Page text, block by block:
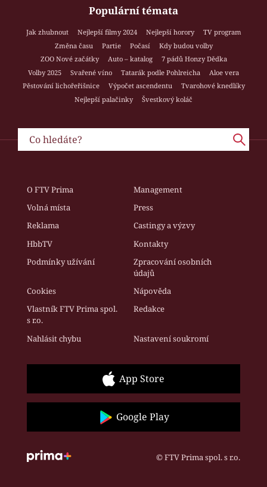
Populární témata
Jak zhubnout Nejlepší filmy 2024 Nejlepší horory
TV program
Změna času
Partie Počasí
Kdy budou volby
ZOO Nové začátky
Auto – katalog
7 pádů Honzy Dědka
Volby 2025
Svařené víno Tatarák podle Pohlreicha
Aloe vera
Pěstování lichořeřišnice
Výpočet ascendentu
Tvarohové knedlíky
Nejlepší palačinky
Švestkový koláč
O FTV Prima
Management
Volná místa
Press
Reklama
Castingy a výzvy
HbbTV
Kontakty
Podmínky užívání
Zpracování osobních
údajů
Cookies
Nápověda
Vlastník FTV Prima spol.
s r.o.
Redakce
Nahlásit chybu Nastavení soukromí
App Store
Google Play
© FTV Prima spol. s r.o.